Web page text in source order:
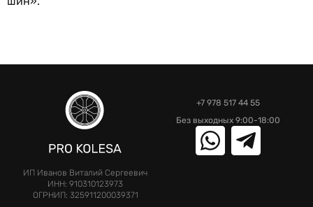
ИП Иванов Виталий Сергеевич
ИНН: 910310123973
ОГРНИП: 325911200039371
+7 978 517 44 55
Без выходных 9:00-18:00